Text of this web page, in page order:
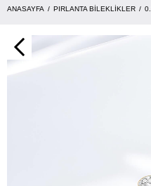
ANASAYFA PIRLANTA BILEKLIKLER